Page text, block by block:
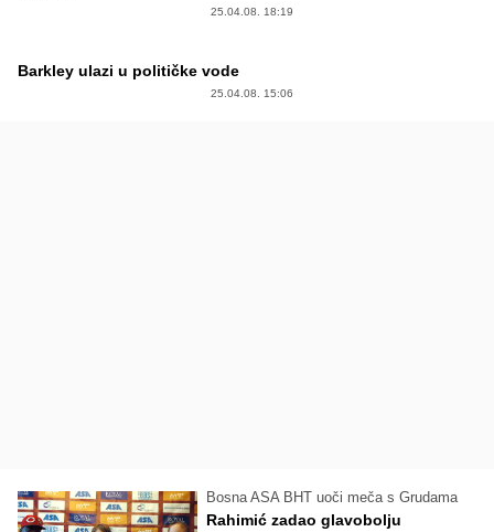
25.04.08. 18:19
Barkley ulazi u političke vode
25.04.08. 15:06
Bosna ASA BHT uoči meča s Grudama
Rahimić zadao glavobolju